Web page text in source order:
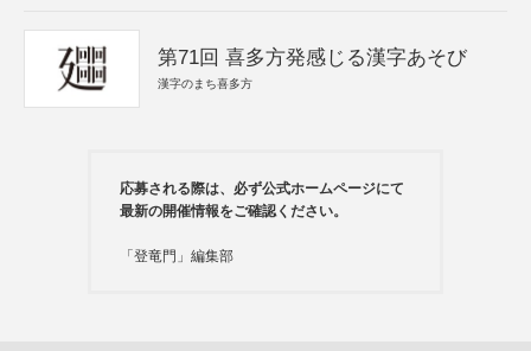
第71回 喜多方発感じる漢字あそび
漢字のまち喜多方
応募される際は、必ず公式ホームページにて
最新の開催情報をご確認ください。
「登竜門」編集部